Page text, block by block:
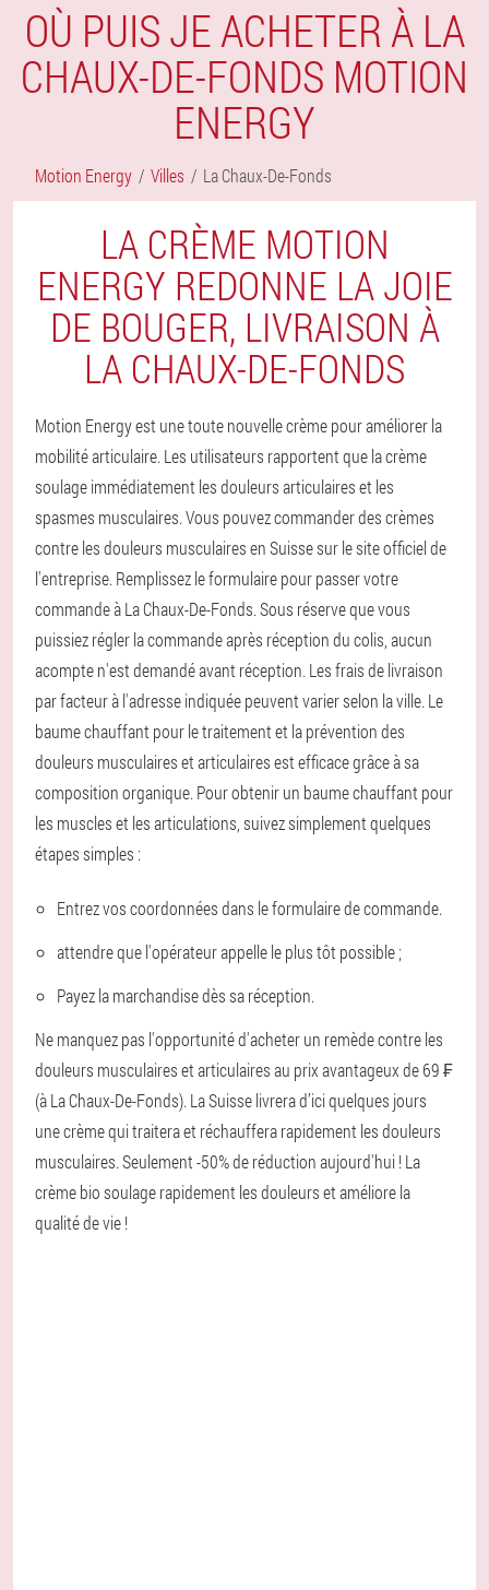
OÙ PUIS JE ACHETER À LA
CHAUX-DE-FONDS MOTION
ENERGY
Motion Energy Villes La Chaux-De-Fonds
LA CRÈME MOTION
ENERGY REDONNE LA JOIE
DE BOUGER, LIVRAISON À
LA CHAUX-DE-FONDS
Motion Energy est une toute nouvelle crème pour améliorer la
mobilité articulaire. Les utilisateurs rapportent que la crème
soulage immédiatement les douleurs articulaires et les
spasmes musculaires. Vous pouvez commander des crèmes
contre les douleurs musculaires en Suisse sur le site officiel de
l'entreprise. Remplissez le formulaire pour passer votre
commande à La Chaux-De-Fonds. Sous réserve que vous
puissiez régler la commande après réception du colis, aucun
acompte n'est demandé avant réception. Les frais de livraison
par facteur à l'adresse indiquée peuvent varier selon la ville. Le
baume chauffant pour le traitement et la prévention des
douleurs musculaires et articulaires est efficace grâce à sa
composition organique. Pour obtenir un baume chauffant pour
les muscles et les articulations, suivez simplement quelques
étapes simples :
Entrez vos coordonnées dans le formulaire de commande.
attendre que l'opérateur appelle le plus tôt possible ;
Payez la marchandise dès sa réception.
Ne manquez pas l'opportunité d'acheter un remède contre les
douleurs musculaires et articulaires au prix avantageux de 69 ₣
(à La Chaux-De-Fonds). La Suisse livrera d’ici quelques jours
une crème qui traitera et réchauffera rapidement les douleurs
musculaires. Seulement -50% de réduction aujourd'hui ! La
crème bio soulage rapidement les douleurs et améliore la
qualité de vie !